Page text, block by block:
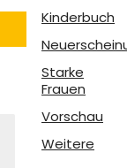
Kinderbuch
Starke
Frauen
Vorschau
Weitere